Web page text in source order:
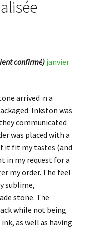
confirmé) janvier
arrived in a
Inkston was
communicated
was placed with a
it fit my tastes (and
in my request for a
my order. The feel
sublime,
stone. The
while not being
as well as having